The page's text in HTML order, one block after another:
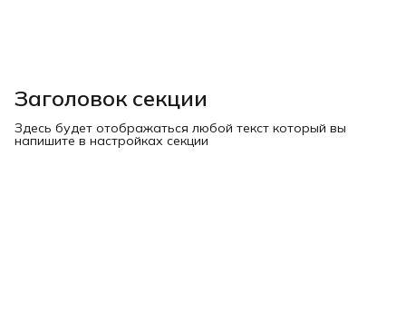
Заголовок секции
Здесь будет отображаться любой текст который вы
напишите в настройках секции